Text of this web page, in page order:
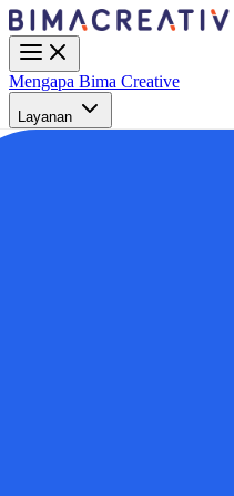
Mengapa Bima Creative
Layanan